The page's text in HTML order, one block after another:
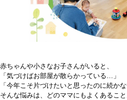
赤ちゃんや小さなお子さんがいると、
「気づけばお部屋が散らかっている…」
「今年こそ片づけたいと思ったのに続か
そんな悩みは、どのママにもよくあること